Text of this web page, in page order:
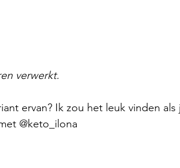
verwerkt.
ervan? Ik zou het leuk vinden
@keto_ilona